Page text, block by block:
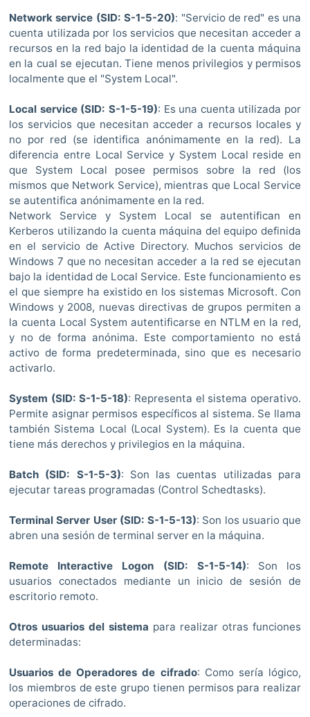
Network service (SID: S-1-5-20): "Servicio de red" es una
cuenta utilizada por los servicios que necesitan acceder a
recursos en la red bajo la identidad de la cuenta máquina
en la cual se ejecutan. Tiene menos privilegios y permisos
localmente que el "System Local".
Local service (SID: S-1-5-19): Es una cuenta utilizada por
los servicios que necesitan acceder a recursos locales y
no por red (se identifica anónimamente en la red). La
diferencia entre Local Service y System Local reside en
que System Local posee permisos sobre la red (los
mismos que Network Service), mientras que Local Service
se autentifica anónimamente en la red.
Network Service y System Local se autentifican en
Kerberos utilizando la cuenta máquina del equipo definida
en el servicio de Active Directory. Muchos servicios de
Windows 7 que no necesitan acceder a la red se ejecutan
bajo la identidad de Local Service. Este funcionamiento es
el que siempre ha existido en los sistemas Microsoft. Con
Windows y 2008, nuevas directivas de grupos permiten a
la cuenta Local System autentificarse en NTLM en la red,
y no de forma anónima. Este comportamiento no está
activo de forma predeterminada, sino que es necesario
activarlo.
System (SID: S-1-5-18): Representa el sistema operativo.
Permite asignar permisos específicos al sistema. Se llama
también Sistema Local (Local System). Es la cuenta que
tiene más derechos y privilegios en la máquina.
Batch (SID: S-1-5-3): Son las cuentas utilizadas para
ejecutar tareas programadas (Control Schedtasks).
Terminal Server User(SID: S-1-5-13): Son los usuario que
abren una sesión de terminal server en la máquina.
Remote Interactive Logon (SID: S-1-5-14): Son los
usuarios conectados mediante un inicio de sesión de
escritorio remoto.
Otros usuarios del sistema para realizar otras funciones
determinadas:
Usuarios de Operadores de cifrado: Como sería lógico,
los miembros de este grupo tienen permisos para realizar
operaciones de cifrado.